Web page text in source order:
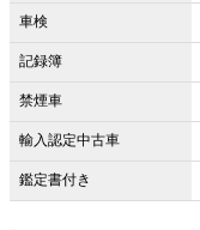
車検
記録簿
禁煙車
輸入認定中古車
鑑定書付き